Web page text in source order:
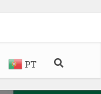
PT